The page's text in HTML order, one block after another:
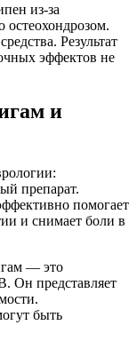
из-за
остеохондрозом.
Результат
эффектов не
и
препарат.
помогает
и снимает боли в
— это
Он представляет
быть